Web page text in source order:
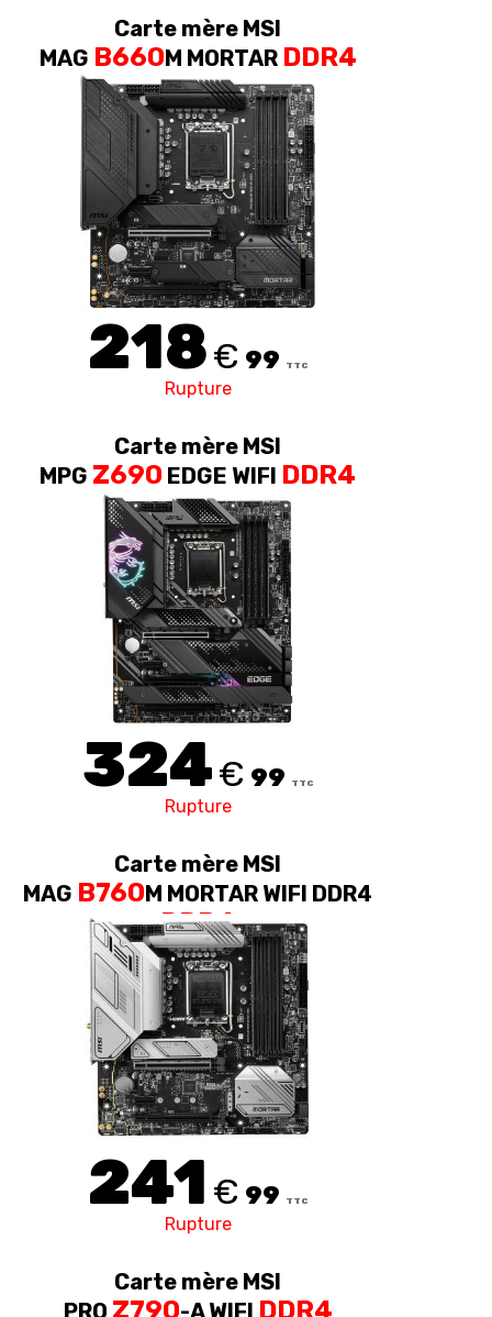
Carte mère MSI
MAG B660M MORTAR DDR4
218€ 99 TTC
Rupture
Carte mère MSI
MPG Z690 EDGE WIFI DDR4
324€ 99 TTC
Rupture
Carte mère MSI
MAG B760M MORTAR WIFI DDR4
DDR4
241 € 99 TTC
Rupture
Carte mère MSI
PRO Z790-A WIFI DDR4